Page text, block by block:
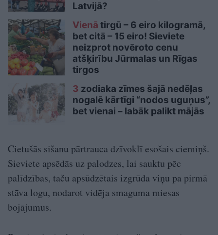
Latvijā?
Vienā tirgū – 6 eiro kilogramā,
bet citā – 15 eiro! Sieviete
neizprot novēroto cenu
atšķirību Jūrmalas un Rīgas
tirgos
3 zodiaka zīmes šajā nedēļas
nogalē kārtīgi “nodos uguņus”,
bet vienai – labāk palikt mājās
Cietušās sišanu pārtrauca dzīvoklī esošais ciemiņš.
Sieviete apsēdās uz palodzes, lai sauktu pēc
palīdzības, taču apsūdzētais izgrūda viņu pa pirmā
stāva logu, nodarot vidēja smaguma miesas
bojājumus.